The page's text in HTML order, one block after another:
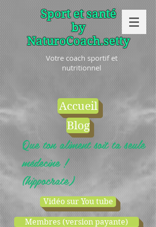
Sport et santé
by
NaturoCoach.setty
Votre coach sportif et
nutritionnel
Accueil
Blog
Que ton aliment soit ta seule
médecine !
(hippocrate)
Vidéo sur You tube
Membres (version payante)